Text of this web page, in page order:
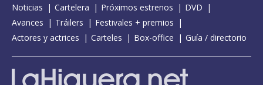
Noticias Cartelera Próximos estrenos
DVD
Avances
Tráilers
Festivales + premios
Actores y actrices
Carteles Box-office Guía / directorio